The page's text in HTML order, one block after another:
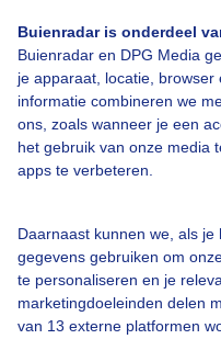
Buienradar is onderdeel
Buienradar en DPG Media
je apparaat, locatie,
informatie combineren we
ons, zoals wanneer je een
het gebruik van onze media
apps te verbeteren.
Daarnaast kunnen we, als
gegevens gebruiken om
te personaliseren en je
marketingdoeleinden delen
van 13 externe platformen
Dikke_regenwolk Zon
Bekijk slideshow
Een